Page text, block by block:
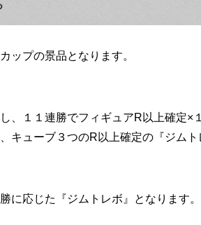
ップの景品となります。
、１１連勝でフィギュアR以上確定×
キューブ３つのR以上確定の『ジムト
に応じた『ジムトレボ』となります